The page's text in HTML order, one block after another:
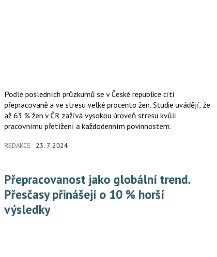
Podle posledních průzkumů se v České republice cítí
přepracovaně a ve stresu velké procento žen. Studie uvádějí, že
až 63 % žen v ČR zažívá vysokou úroveň stresu kvůli
pracovnímu přetížení a každodenním povinnostem.
REDAKCE 23. 7. 2024
Přepracovanost jako globální trend.
Přesčasy přinášejí o 10 % horší
výsledky